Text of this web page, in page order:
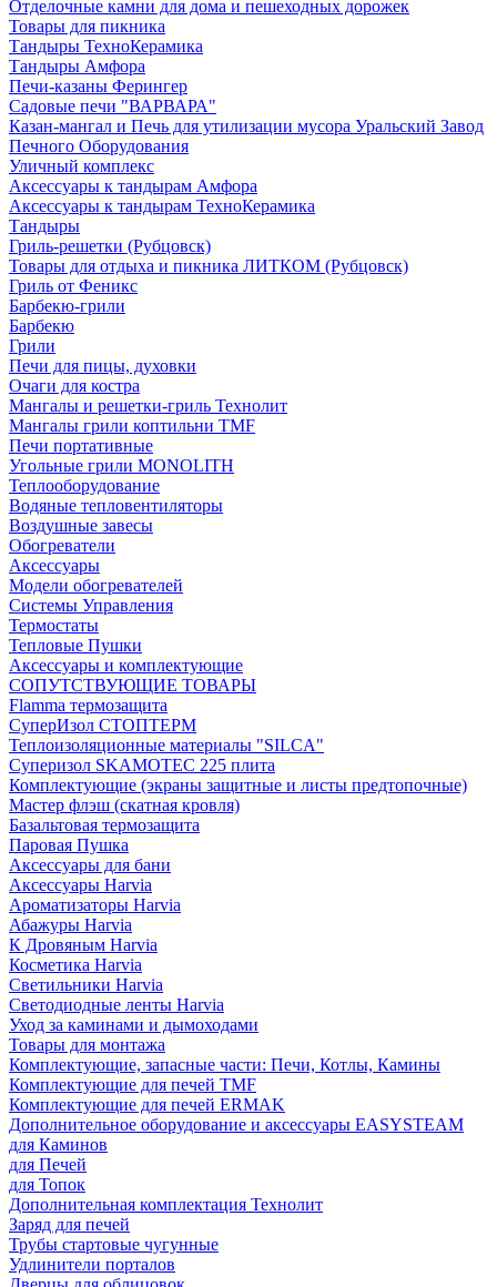
Отделочные камни для дома и пешеходных дорожек
Товары для пикника
Тандыры ТехноКерамика
Тандыры Амфора
Печи-казаны Ферингер
Садовые печи "ВАРВАРА"
Казан-мангал и Печь для утилизации мусора Уральский Завод
Печного Оборудования
Уличный комплекс
Аксессуары к тандырам Амфора
Аксессуары к тандырам ТехноКерамика
Тандыры
Гриль-решетки (Рубцовск)
Товары для отдыха и пикника ЛИТКОМ (Рубцовск)
Гриль от Феникс
Барбекю-грили
Барбекю
Грили
Печи для пицы, духовки
Очаги для костра
Мангалы и решетки-гриль Технолит
Мангалы грили коптильни TMF
Печи портативные
Угольные грили MONOLITH
Теплооборудование
Водяные тепловентиляторы
Воздушные завесы
Обогреватели
Аксессуары
Модели обогревателей
Системы Управления
Термостаты
Тепловые Пушки
Аксессуары и комплектующие
СОПУТСТВУЮЩИЕ ТОВАРЫ
Flamma термозащита
СуперИзол СТОПТЕРМ
Теплоизоляционные материалы "SILCA"
Суперизол SKAMOTEC 225 плита
Комплектующие (экраны защитные и листы предтопочные)
Мастер флэш (скатная кровля)
Базальтовая термозащита
Паровая Пушка
Аксессуары для бани
Аксессуары Harvia
Ароматизаторы Harvia
Абажуры Harvia
К Дровяным Harvia
Косметика Harvia
Светильники Harvia
Светодиодные ленты Harvia
Уход за каминами и дымоходами
Товары для монтажа
Комплектующие, запасные части: Печи, Котлы, Камины
Комплектующие для печей TMF
Комплектующие для печей ERMAK
Дополнительное оборудование и аксессуары EASYSTEAM
для Каминов
для Печей
для Топок
Дополнительная комплектация Технолит
Заряд для печей
Трубы стартовые чугунные
Удлинители порталов